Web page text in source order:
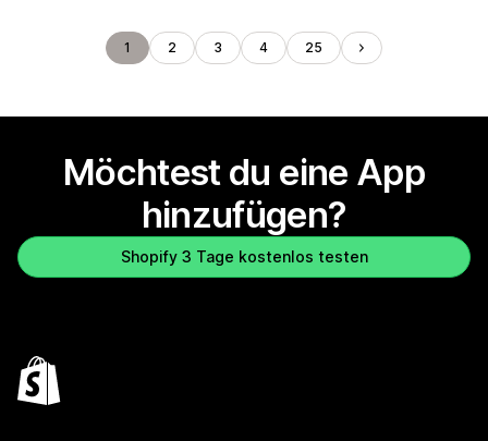
1 2 3 4 25
Möchtest du eine App
hinzufügen?
Shopify 3 Tage kostenlos testen